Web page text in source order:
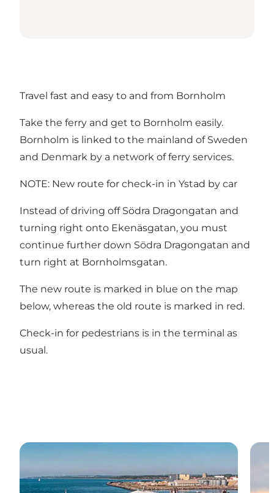
Travel fast and easy to and from Bornholm
Take the ferry and get to Bornholm easily.
Bornholm is linked to the mainland of Sweden
and Denmark by a network of ferry services.
NOTE: New route for check-in in Ystad by car
Instead of driving off Södra Dragongatan and
turning right onto Ekenäsgatan, you must
continue further down Södra Dragongatan and
turn right at Bornholmsgatan.
The new route is marked in blue on the map
below, whereas the old route is marked in red.
Check-in for pedestrians is in the terminal as
usual.